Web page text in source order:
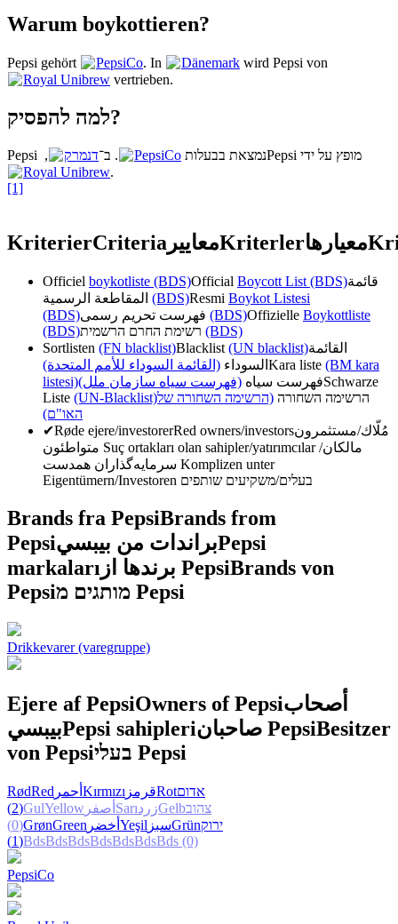
Warum boykottieren?
Pepsi gehört PepsiCo. In Dänemark wird Pepsi von
Royal Unibrew vertrieben.
למה להפסיק?
Pepsi נמצאת בבעלות PepsiCo . ב־דנמרק
, ‏Pepsi מופץ על ידי
Royal Unibrew.
[1]
KriterierCriteria معاييرKriterlerمعیارها
Officiel boykotliste (BDS)Official Boycott List (BDS)قائمة
(BDS)Resmi Boykot Listesi
(BDS)
(BDS)Offizielle Boykottliste
(BDS)
(BDS)
Sortlisten (FN blacklist)Blacklist (UN blacklist)القائمة
السوداء (القائمة السوداء للأمم المتحدة) Kara liste (BM kara
listesi)
فهرست سیاه (فهرست سیاه سازمان ملل)
Schwarze
Liste (UN-Blacklist) הרשימה השחורה (הרשימה השחורה של
האו"ם)
✔Røde ejere/investorerRed owners/investorsمُلّاك/مستثمرون
Suç ortakları olan sahipler/yatırımcılarمالکان/
Komplizen unter
Eigentümern/Investoren בעלים/משקיעים שותפים
Brands fra PepsiBrands from
Pepsiبراندات من بيبسيPepsi
markaları
برندها از PepsiBrands von
Pepsi
מותגים מ Pepsi
Drikkevarer (varegruppe)
Ejere af PepsiOwners of Pepsiأصحاب
بيبسيPepsi sahipleri صاحبان PepsiBesitzer
von Pepsi
בעלי Pepsi
RødRed أحمر Kırmızı قرمزRotאדום
(2)GulYellow أصفر SarıزردGelbצהוב
(0)GrønGreen أخضر Yeşil سبزGrünירוק
(1)BdsBdsBdsBdsBdsBdsBds (0)
PepsiCo